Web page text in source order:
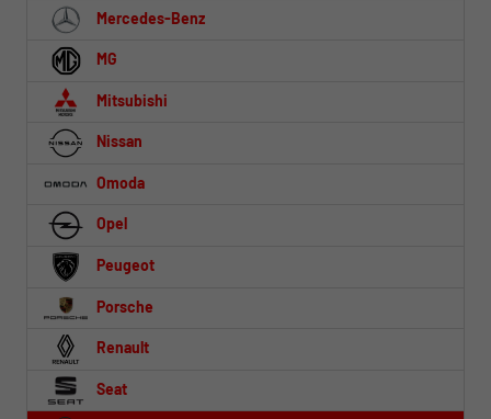
Mercedes-Benz
MG
Mitsubishi
Nissan
Omoda
Opel
Peugeot
Porsche
Renault
Seat